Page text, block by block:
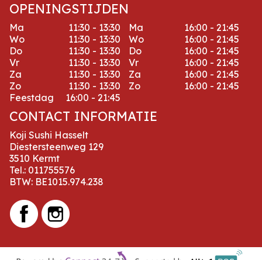
OPENINGSTIJDEN
Ma 11:30 - 13:30 Ma
16:00 - 21:45
Wo
11:30 - 13:30 Wo
16:00 - 21:45
Do
11:30 - 13:30 Do
16:00 - 21:45
Vr
11:30 - 13:30 Vr
16:00 - 21:45
Za
11:30 - 13:30 Za
16:00 - 21:45
Zo
11:30 - 13:30 Zo
16:00 - 21:45
Feestdag
16:00 - 21:45
CONTACT INFORMATIE
Koji Sushi Hasselt
Diestersteenweg 129
3510 Kermt
Tel.: 011755576
BTW: BE1015.974.238